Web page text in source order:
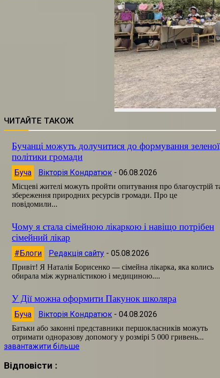
ЧИТАЙТЕ ТАКОЖ
Бучанці можуть долучитися до формування зеленої
політики громади
Буча Вікторія Кондратюк - 06.08.2026
Місцеві жителі можуть пройти опитування про благоустрій
збереження природних ресурсів громади. Про це
повідомили...
Чому я стала сімейною лікаркою і навіщо потрібен
сімейний лікар
#Блоги Редакція сайту - 05.08.2026
Привіт! Я Наталія Борисенко — сімейна лікарка, яка колись
обирала між журналістикою і медициною....
У Дії можна оформити Пакунок школяра
Буча Вікторія Кондратюк - 04.08.2026
Батьки або законні представники першокласників можуть
отримати одноразову допомогу у розмірі 5 000 гривень...
завантажити більше
Відповісти :